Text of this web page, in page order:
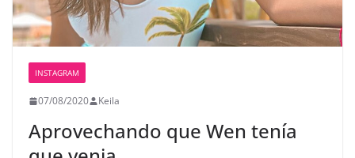
INSTAGRAM
07/08/2020 Keila
Aprovechando que Wen tenía